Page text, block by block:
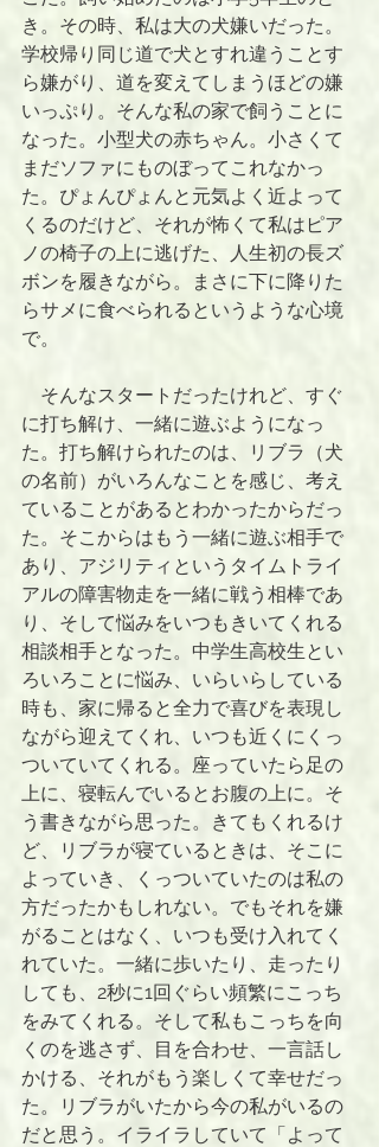
き。その時、私は大の犬嫌いだった。
学校帰り同じ道で犬とすれ違うことす
ら嫌がり、道を変えてしまうほどの嫌
いっぷり。そんな私の家で飼うことに
なった。小型犬の赤ちゃん。小さくて
まだソファにものぼってこれなかっ
た。ぴょんぴょんと元気よく近よって
くるのだけど、それが怖くて私はピア
ノの椅子の上に逃げた、人生初の長ズ
ボンを履きながら。まさに下に降りた
らサメに食べられるというような心境
で。
そんなスタートだったけれど、すぐ
に打ち解け、一緒に遊ぶようになっ
た。打ち解けられたのは、リブラ（犬
の名前）がいろんなことを感じ、考え
ていることがあるとわかったからだっ
た。そこからはもう一緒に遊ぶ相手で
あり、アジリティというタイムトライ
アルの障害物走を一緒に戦う相棒であ
り、そして悩みをいつもきいてくれる
相談相手となった。中学生高校生とい
ろいろことに悩み、いらいらしている
時も、家に帰ると全力で喜びを表現し
ながら迎えてくれ、いつも近くにくっ
ついていてくれる。座っていたら足の
上に、寝転んでいるとお腹の上に。そ
う書きながら思った。きてもくれるけ
ど、リブラが寝ているときは、そこに
よっていき、くっついていたのは私の
方だったかもしれない。でもそれを嫌
がることはなく、いつも受け入れてく
れていた。一緒に歩いたり、走ったり
しても、2秒に1回ぐらい頻繁にこっち
をみてくれる。そして私もこっちを向
くのを逃さず、目を合わせ、一言話し
かける、それがもう楽しくて幸せだっ
た。リブラがいたから今の私がいるの
だと思う。イライラしていて「よって